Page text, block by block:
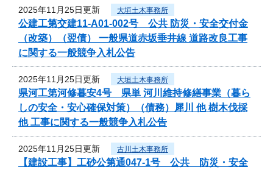
2025年11月25日更新 大垣土木事務所
公建工第交建11-A01-002号 公共 防災・安全交付金
（改築）（翌債） 一般県道赤坂垂井線 道路改良工事
に関する一般競争入札公告
2025年11月25日更新 大垣土木事務所
県河工第河修暮安4号 県単 河川維持修繕事業（暮ら
しの安全・安心確保対策）（債務）犀川 他 樹木伐採
他 工事に関する一般競争入札公告
2025年11月25日更新 古川土木事務所
【建設工事】工砂公第通047-1号 公共 防災・安全